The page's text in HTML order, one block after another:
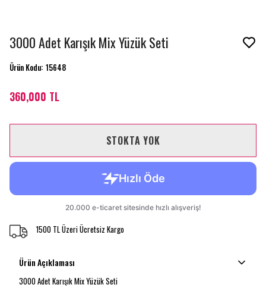
3000 Adet Karışık Mix Yüzük Seti
Ürün Kodu: 15648
360,000 TL
STOKTA YOK
1500 TL Üzeri Ücretsiz Kargo
Ürün Açıklaması
3000 Adet Karışık Mix Yüzük Seti